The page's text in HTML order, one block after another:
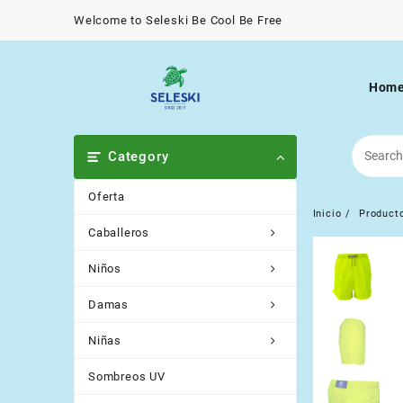
Welcome to Seleski Be Cool Be Free
Category
Oferta
Caballeros
Niños
Damas
Niñas
Sombreos UV
Inicio